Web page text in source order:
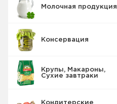
Молочная продукция
Консервация
Крупы, Макароны,
Сухие завтраки
Кондитерские